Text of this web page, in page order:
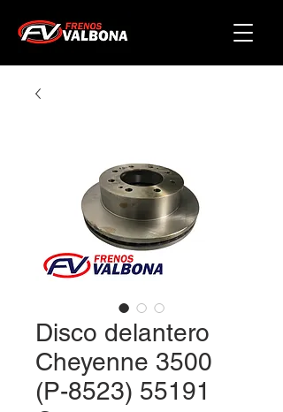
Disco delantero
Cheyenne 3500
(P-8523) 55191